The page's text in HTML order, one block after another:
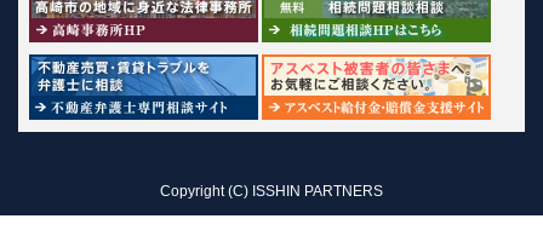
Copyright (C) ISSHIN PARTNERS